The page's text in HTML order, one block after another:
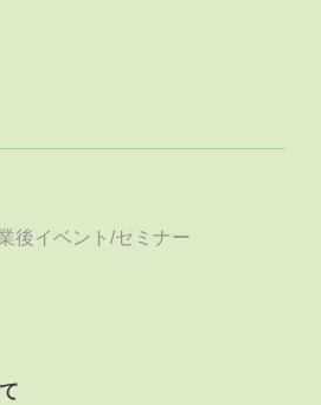
後イベント/セミナー